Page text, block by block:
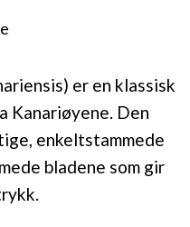
er en klassisk
Kanariøyene. Den
enkeltstammede
bladene som gir